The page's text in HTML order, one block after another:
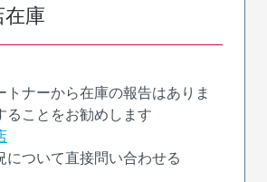
庫
トナーから在庫の報告はありま
ることをお勧めします
について直接問い合わせる